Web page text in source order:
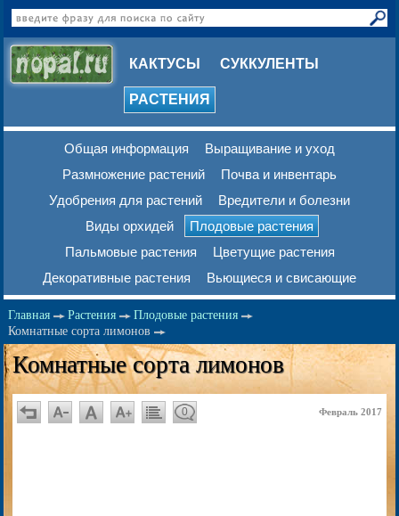
КАКТУСЫ СУККУЛЕНТЫ
РАСТЕНИЯ
Общая информация
Выращивание и уход
Размножение растений
Почва и инвентарь
Удобрения для растений
Вредители и болезни
Виды орхидей
Плодовые растения
Пальмовые растения
Цветущие растения
Декоративные растения
Вьющиеся и свисающие
Главная Растения
Плодовые растения
Комнатные сорта лимонов
Комнатные сорта лимонов
0 Февраль 2017